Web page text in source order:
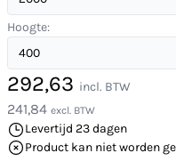
Hoogte:
292,63 incl. BTW
241,84 excl. BTW
Levertijd 23 dagen
Product kan niet worden